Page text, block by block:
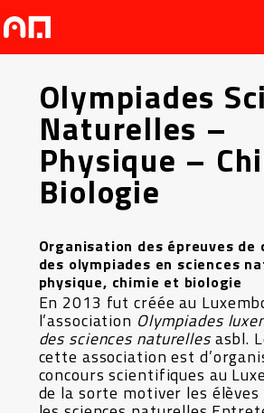
Olympiades
Naturelles –
Physique –
Biologie
Organisation des épreuves
des olympiades en sciences
physique, chimie et biologie
En 2013 fut créée au
l’association Olympiades
des sciences naturellesasbl.
cette association est
concours scientifiques au
de la sorte motiver les